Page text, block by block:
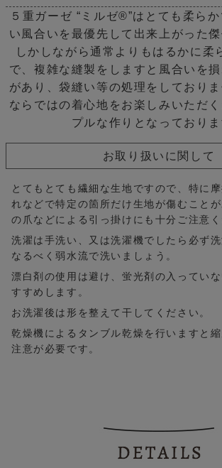
５重ガーゼ “ミルゼ®”はとても柔ら
い風合いを最優先して出来上がった傑
しかしながら通常よりもはるかに柔
で、複雑な縫製をしますと風合いを
があり、袋縫い等の処理をしておりま
ならではの着心地をお楽しみいただ
プルな作りとなっておりま
お取り扱いに関して
とてもとても繊細な生地ですので、特に
れなどで特定の箇所だけ生地が傷むこと
の爪などによる引っ掛けにも十分ご注意く
洗濯は手洗い、又は洗濯機でしたら必ず
なるべく弱水流で洗いましょう。
漂白剤の使用は避け、蛍光剤の入ってい
すすめします。
お洗濯後は形を整えて干してください。
乾燥機によるタンブル乾燥を行いますと縮
注意が必要です。